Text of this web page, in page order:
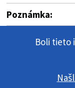
Poznámka:
Boli tieto